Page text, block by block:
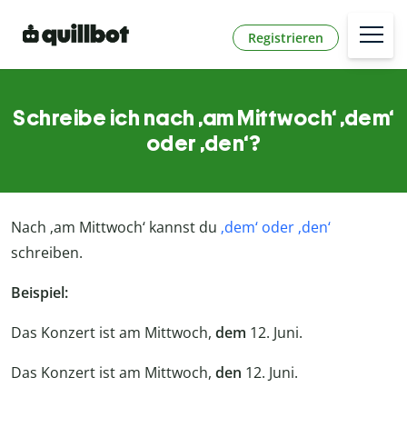
Registrieren
Schreibe ich nach ‚am Mittwoch‘ ‚dem‘
oder ‚den‘?
Nach ‚am Mittwoch‘ kannst du ‚dem‘ oder ‚den‘
schreiben.
Beispiel:
Das Konzert ist am Mittwoch, dem 12. Juni.
Das Konzert ist am Mittwoch, den 12. Juni.